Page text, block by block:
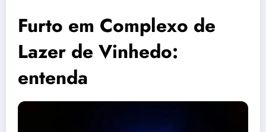
Furto em Complexo de
Lazer de Vinhedo:
entenda